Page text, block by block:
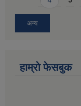
अन्य
हाम्राे फेसबुक